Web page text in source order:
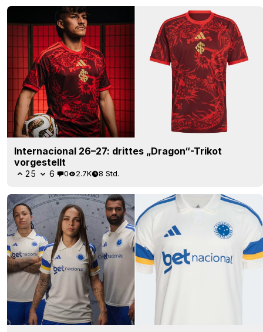
Internacional 26–27: drittes „Dragon“-Trikot
vorgestellt
25 6 0 2.7K 8 Std.